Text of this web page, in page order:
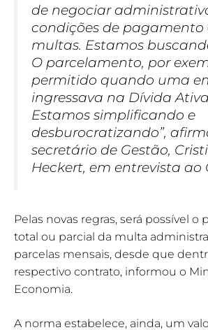
de negociar
condições de pagamento
multas. Estamos
O parcelamento, por
permitido quando uma
ingressava na Dívida
Estamos simplificando e
desburocratizando”,
secretário de Gestão,
Heckert, em entrevista ao
Pelas novas regras, será possível o
total ou parcial da multa
parcelas mensais, desde que
respectivo contrato, informou o
Economia.
A norma estabelece, ainda, um